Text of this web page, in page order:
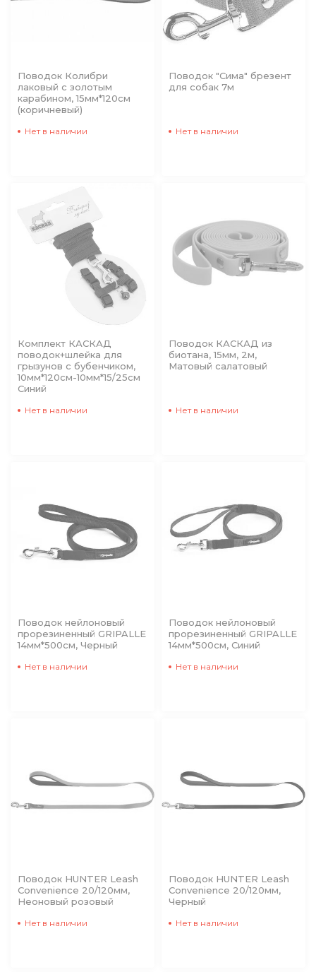
Поводок Колибри
лаковый с золотым
карабином, 15мм*120см
(коричневый)
Нет в наличии
Поводок "Сима" брезент
для собак 7м
Нет в наличии
Комплект КАСКАД
поводок+шлейка для
грызунов с бубенчиком,
10мм*120см-10мм*15/25см
Синий
Нет в наличии
Поводок КАСКАД из
биотана, 15мм, 2м,
Матовый салатовый
Нет в наличии
Поводок нейлоновый
прорезиненный GRIPALLE
14мм*500см, Черный
Нет в наличии
Поводок нейлоновый
прорезиненный GRIPALLE
14мм*500см, Синий
Нет в наличии
Поводок HUNTER Leash
Convenience 20/120мм,
Неоновый розовый
Нет в наличии
Поводок HUNTER Leash
Convenience 20/120мм,
Черный
Нет в наличии